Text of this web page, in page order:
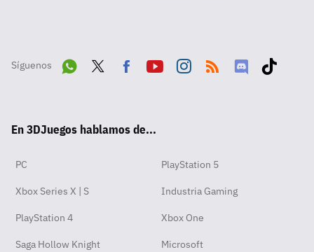
Síguenos
pp
ok
En 3DJuegos hablamos de...
PC PlayStation 5
Xbox Series X | S Industria Gaming
PlayStation 4 Xbox One
Saga Hollow Knight Microsoft